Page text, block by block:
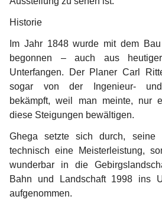
Historie
Im Jahr 1848 wurde mit dem
begonnen – auch aus
Unterfangen. Der Planer Carl
sogar von der Ingenieur- und
bekämpft, weil man meinte, nur
diese Steigungen bewältigen.
Ghega setzte sich durch,
technisch eine Meisterleistung,
wunderbar in die
Bahn und Landschaft 1998 ins
aufgenommen.